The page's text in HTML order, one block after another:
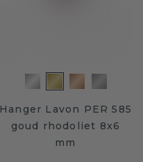
Hanger Lavon PER 585
goud rhodoliet 8x6
mm